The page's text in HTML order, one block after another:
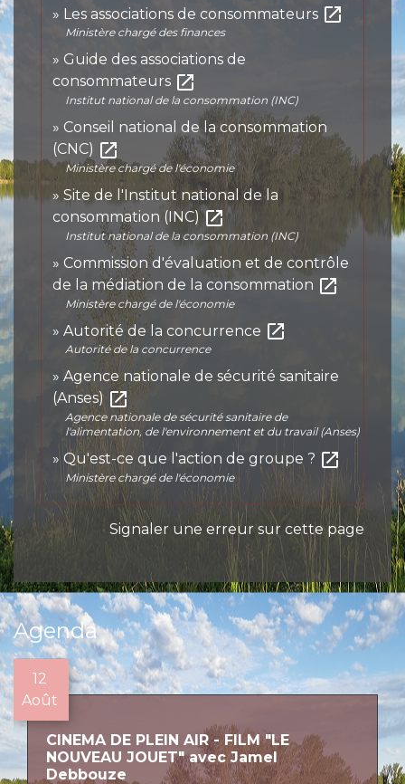
Les associations de consommateurs open_in_new
Ministère chargé des finances
Guide des associations de
consommateurs open_in_new
Institut national de la consommation (INC)
Conseil national de la consommation
(CNC) open_in_new
Ministère chargé de l'économie
Site de l'Institut national de la
consommation (INC)open_in_new
Institut national de la consommation (INC)
Commission d'évaluation et de contrôle
de la médiation de la consommation open_in_new
Ministère chargé de l'économie
Autorité de la concurrence open_in_new
Autorité de la concurrence
Agence nationale de sécurité sanitaire
(Anses) open_in_new
Agence nationale de sécurité sanitaire de
l'alimentation, de l'environnement et du travail (Anses)
Qu'est-ce que l'action de groupe ? open_in_new
Ministère chargé de l'économie
Signaler une erreur sur cette page
Agenda
12
Août
CINEMA DE PLEIN AIR - FILM "LE
NOUVEAU JOUET" avec Jamel
Debbouze